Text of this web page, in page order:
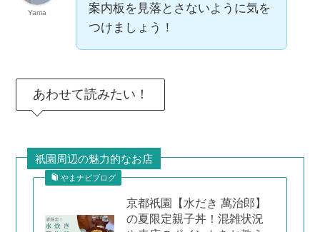
Yama
案内板を見落とさないように気を
つけましょう！
あわせて読みたい！
祇園周辺の魅力的なお店
やまナビブログ
京都祇園【水だき 萬治郎】
の夏限定親子丼！混雑状況